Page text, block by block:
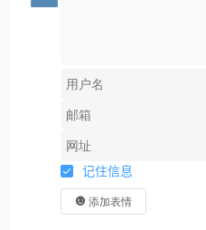
记住信息
添加表情